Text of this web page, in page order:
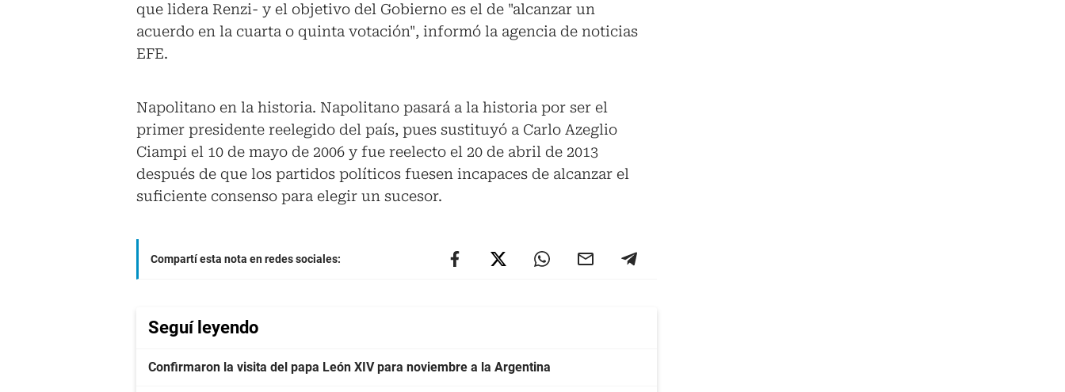
que lidera Renzi- y el objetivo del Gobierno es el de "alcanzar un
acuerdo en la cuarta o quinta votación", informó la agencia de noticias
EFE.
Napolitano en la historia. Napolitano pasará a la historia por ser el
primer presidente reelegido del país, pues sustituyó a Carlo Azeglio
Ciampi el 10 de mayo de 2006 y fue reelecto el 20 de abril de 2013
después de que los partidos políticos fuesen incapaces de alcanzar el
suficiente consenso para elegir un sucesor.
Compartí esta nota en redes sociales:
Seguí leyendo
Confirmaron la visita del papa León XIV para noviembre a la Argentina